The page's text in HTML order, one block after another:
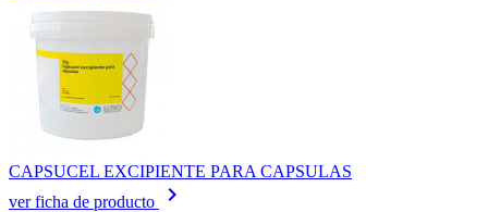
CAPSUCEL EXCIPIENTE PARA CAPSULAS
ver ficha de producto
keyboard_arrow_right